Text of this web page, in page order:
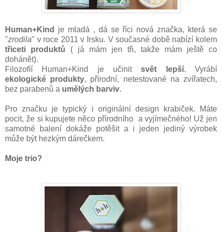
Human+Kind
je mladá , dá se říci nová značka, která se
"zrodila" v roce 2011 v Irsku. V současné době nabízí kolem
třiceti produktů ( já mám jen tři, takže mám ještě co
dohánět).
Filozofíí Human+Kind je učinitsvět lepší. Vyrábí
ekologické produkty, přírodní, netestované na zvířatech,
bez parabenů a umělých barviv.
Pro značku je typický i originální design krabiček. Máte
pocit, že si kupujete něco přírodního a vyjímečného! Už jen
samotné balení dokáže potěšit a i jeden jediný výrobek
může být hezkým dárečkem.
Moje trio?